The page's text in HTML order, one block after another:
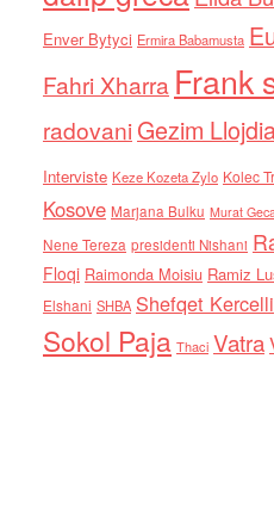
Enver Bytyci Ermira Babamusta
Fahri Xharra Frank
radovaniGezim
Interviste Keze Kozeta Zylo Kolec
Kosove Marjana Bulku Murat
Nene Tereza presidenti Nishani
Floqi Raimonda Moisiu Ramiz
Elshani SHBA Shefqet Kercelli
Sokol Paja Thaci Vatra